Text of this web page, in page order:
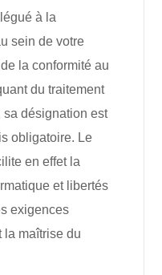
à la
sein de votre
la conformité au
du traitement
désignation est
obligatoire. Le
en effet la
et libertés
exigences
la maîtrise du